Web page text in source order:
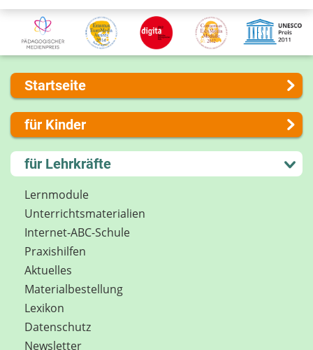
Startseite
Über uns
Presse
Kontakt
Impressum
Internet-ABC Sitemap
Barrierefreiheit
Länderprojekte
für Kinder
Lernen und Schule
Hobby und Freizeit
Spiel und Spaß
Mitreden und Mitmachen
Lexikon
Datenschutz
Newsletter
für Lehrkräfte
Lernmodule
Unterrichts­materialien
Internet-ABC-Schule
Praxishilfen
Aktuelles
Materialbestellung
Lexikon
Datenschutz
Newsletter